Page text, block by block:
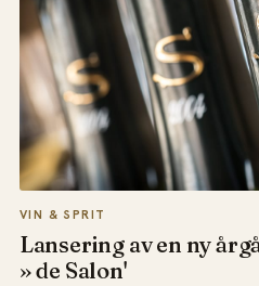
VIN & SPRIT
Lansering av en ny
» de Salon'